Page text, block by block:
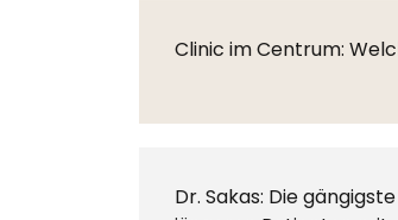
Clinic im Centrum:
Dr. Sakas: Die